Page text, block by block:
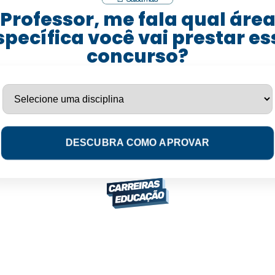
Professor, me fala qual área
você vai prestar
concurso?
DESCUBRA COMO APROVAR